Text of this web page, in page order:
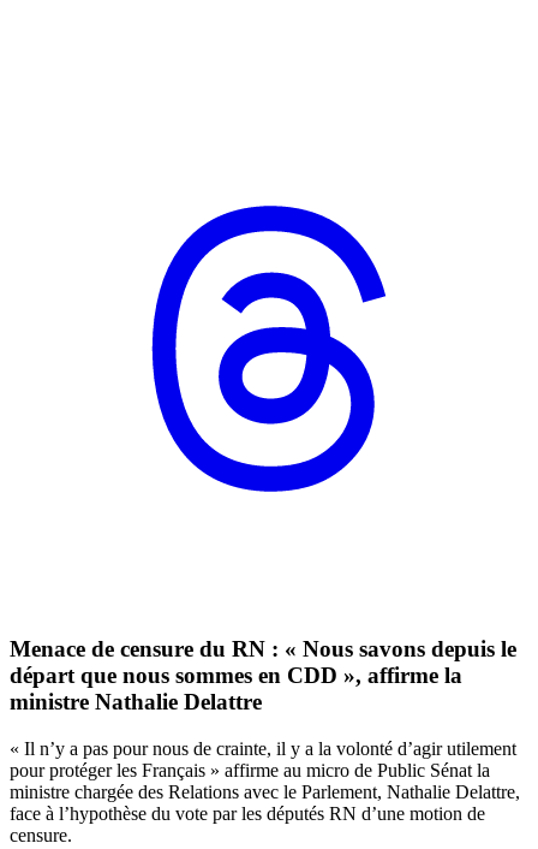
Menace de censure du RN : « Nous savons depuis le
départ que nous sommes en CDD », affirme la
ministre Nathalie Delattre
« Il n’y a pas pour nous de crainte, il y a la volonté d’agir utilement
pour protéger les Français » affirme au micro de Public Sénat la
ministre chargée des Relations avec le Parlement, Nathalie Delattre,
face à l’hypothèse du vote par les députés RN d’une motion de
censure.